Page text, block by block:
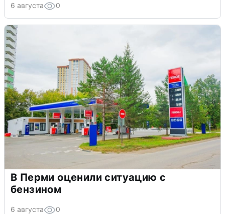
6 августа 0
В Перми оценили ситуацию с
бензином
6 августа 0